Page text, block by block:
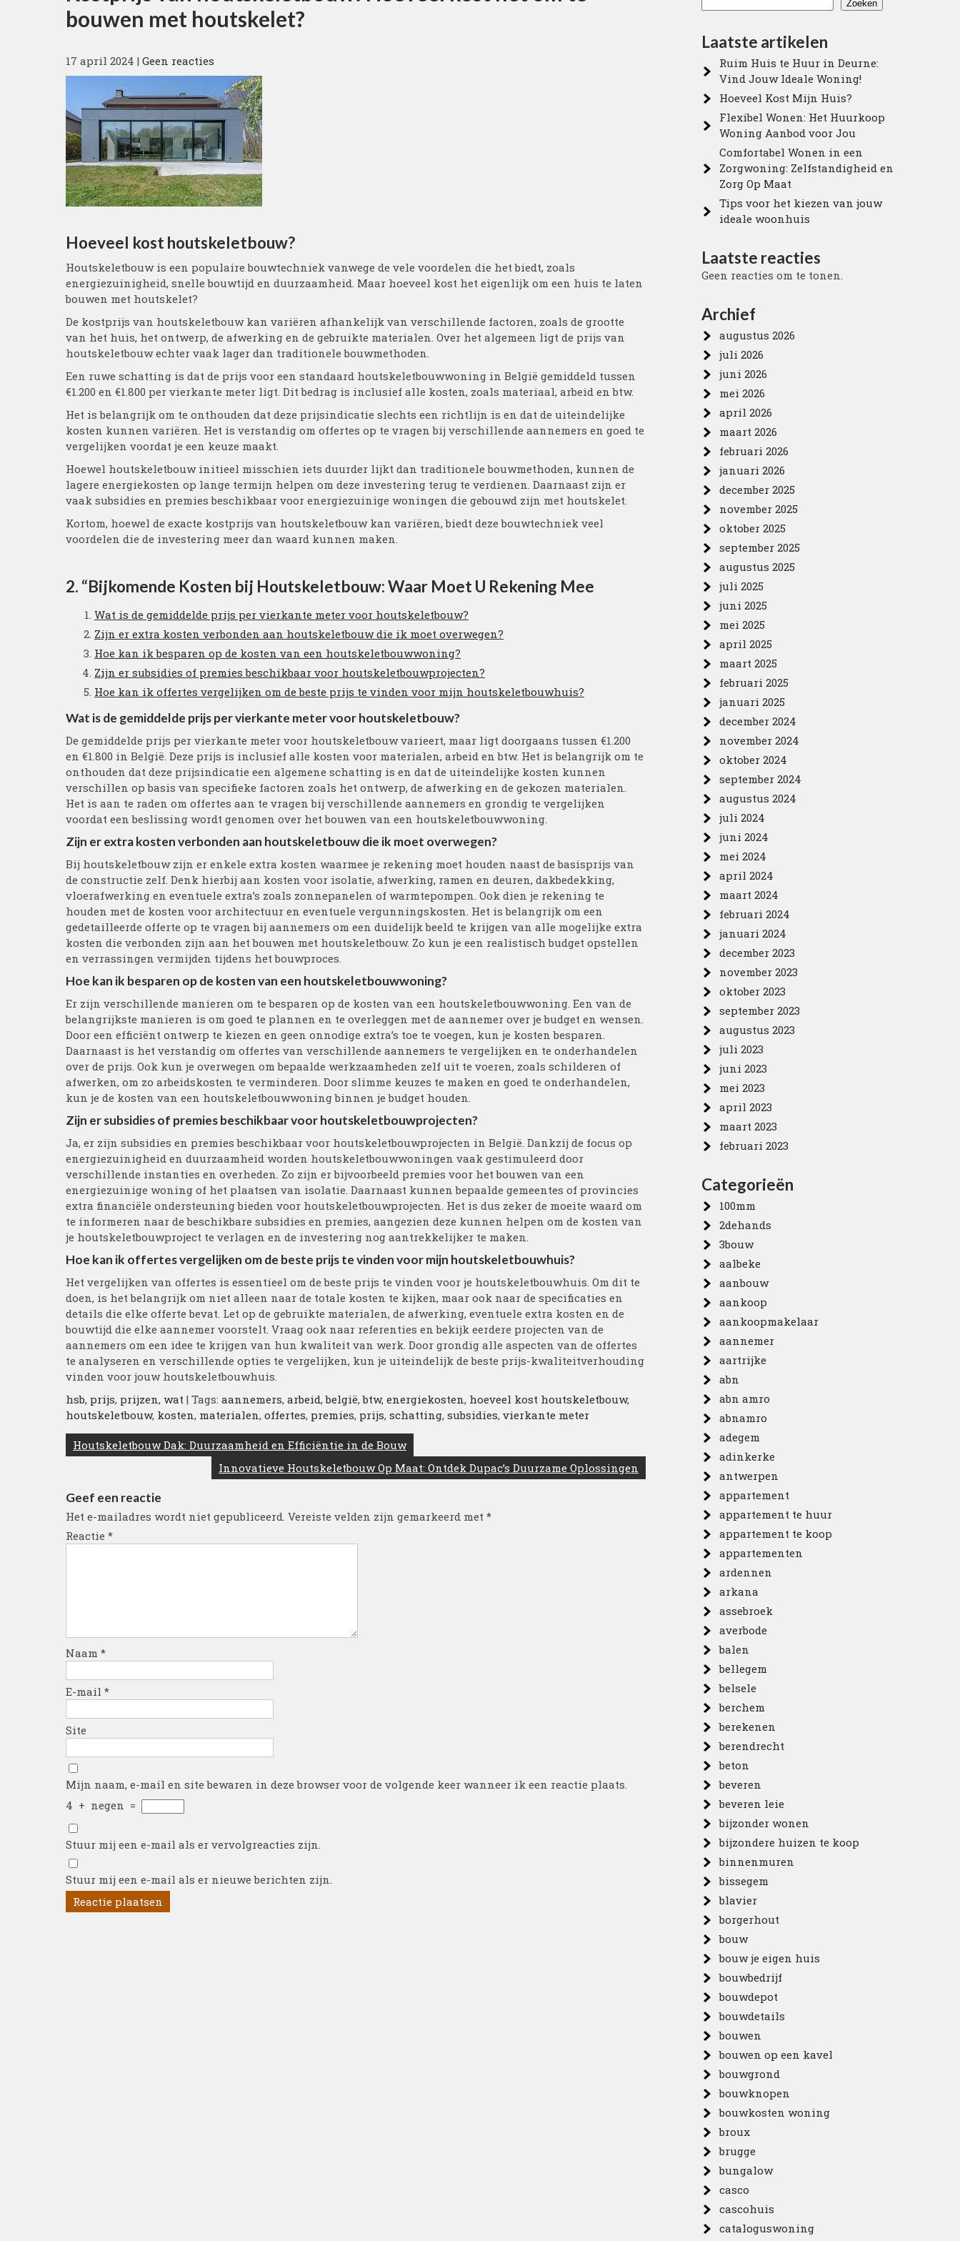
bouwen met houtskelet?
17 april 2024 | Geen reacties
Hoeveel kost houtskeletbouw?
Houtskeletbouw is een populaire bouwtechniek vanwege de vele voordelen die het biedt, zoals
energiezuinigheid, snelle bouwtijd en duurzaamheid. Maar hoeveel kost het eigenlijk om een huis te laten
bouwen met houtskelet?
De kostprijs van houtskeletbouw kan variëren afhankelijk van verschillende factoren, zoals de grootte
van het huis, het ontwerp, de afwerking en de gebruikte materialen. Over het algemeen ligt de prijs van
houtskeletbouw echter vaak lager dan traditionele bouwmethoden.
Een ruwe schatting is dat de prijs voor een standaard houtskeletbouwwoning in België gemiddeld tussen
€1.200 en €1.800 per vierkante meter ligt. Dit bedrag is inclusief alle kosten, zoals materiaal, arbeid en btw.
Het is belangrijk om te onthouden dat deze prijsindicatie slechts een richtlijn is en dat de uiteindelijke
kosten kunnen variëren. Het is verstandig om offertes op te vragen bij verschillende aannemers en goed te
vergelijken voordat je een keuze maakt.
Hoewel houtskeletbouw initieel misschien iets duurder lijkt dan traditionele bouwmethoden, kunnen de
lagere energiekosten op lange termijn helpen om deze investering terug te verdienen. Daarnaast zijn er
vaak subsidies en premies beschikbaar voor energiezuinige woningen die gebouwd zijn met houtskelet.
Kortom, hoewel de exacte kostprijs van houtskeletbouw kan variëren, biedt deze bouwtechniek veel
voordelen die de investering meer dan waard kunnen maken.
2. “Bijkomende Kosten bij Houtskeletbouw: Waar Moet U Rekening Mee
Wat is de gemiddelde prijs per vierkante meter voor houtskeletbouw?
Zijn er extra kosten verbonden aan houtskeletbouw die ik moet overwegen?
Hoe kan ik besparen op de kosten van een houtskeletbouwwoning?
Zijn er subsidies of premies beschikbaar voor houtskeletbouwprojecten?
Hoe kan ik offertes vergelijken om de beste prijs te vinden voor mijn houtskeletbouwhuis?
Wat is de gemiddelde prijs per vierkante meter voor houtskeletbouw?
De gemiddelde prijs per vierkante meter voor houtskeletbouw varieert, maar ligt doorgaans tussen €1.200
en €1.800 in België. Deze prijs is inclusief alle kosten voor materialen, arbeid en btw. Het is belangrijk om te
onthouden dat deze prijsindicatie een algemene schatting is en dat de uiteindelijke kosten kunnen
verschillen op basis van specifieke factoren zoals het ontwerp, de afwerking en de gekozen materialen.
Het is aan te raden om offertes aan te vragen bij verschillende aannemers en grondig te vergelijken
voordat een beslissing wordt genomen over het bouwen van een houtskeletbouwwoning.
Zijn er extra kosten verbonden aan houtskeletbouw die ik moet overwegen?
Bij houtskeletbouw zijn er enkele extra kosten waarmee je rekening moet houden naast de basisprijs van
de constructie zelf. Denk hierbij aan kosten voor isolatie, afwerking, ramen en deuren, dakbedekking,
vloerafwerking en eventuele extra’s zoals zonnepanelen of warmtepompen. Ook dien je rekening te
houden met de kosten voor architectuur en eventuele vergunningskosten. Het is belangrijk om een
gedetailleerde offerte op te vragen bij aannemers om een duidelijk beeld te krijgen van alle mogelijke extra
kosten die verbonden zijn aan het bouwen met houtskeletbouw. Zo kun je een realistisch budget opstellen
en verrassingen vermijden tijdens het bouwproces.
Hoe kan ik besparen op de kosten van een houtskeletbouwwoning?
Er zijn verschillende manieren om te besparen op de kosten van een houtskeletbouwwoning. Een van de
belangrijkste manieren is om goed te plannen en te overleggen met de aannemer over je budget en wensen.
Door een efficiënt ontwerp te kiezen en geen onnodige extra’s toe te voegen, kun je kosten besparen.
Daarnaast is het verstandig om offertes van verschillende aannemers te vergelijken en te onderhandelen
over de prijs. Ook kun je overwegen om bepaalde werkzaamheden zelf uit te voeren, zoals schilderen of
afwerken, om zo arbeidskosten te verminderen. Door slimme keuzes te maken en goed te onderhandelen,
kun je de kosten van een houtskeletbouwwoning binnen je budget houden.
Zijn er subsidies of premies beschikbaar voor houtskeletbouwprojecten?
Ja, er zijn subsidies en premies beschikbaar voor houtskeletbouwprojecten in België. Dankzij de focus op
energiezuinigheid en duurzaamheid worden houtskeletbouwwoningen vaak gestimuleerd door
verschillende instanties en overheden. Zo zijn er bijvoorbeeld premies voor het bouwen van een
energiezuinige woning of het plaatsen van isolatie. Daarnaast kunnen bepaalde gemeentes of provincies
extra financiële ondersteuning bieden voor houtskeletbouwprojecten. Het is dus zeker de moeite waard om
te informeren naar de beschikbare subsidies en premies, aangezien deze kunnen helpen om de kosten van
je houtskeletbouwproject te verlagen en de investering nog aantrekkelijker te maken.
Hoe kan ik offertes vergelijken om de beste prijs te vinden voor mijn houtskeletbouwhuis?
Het vergelijken van offertes is essentieel om de beste prijs te vinden voor je houtskeletbouwhuis. Om dit te
doen, is het belangrijk om niet alleen naar de totale kosten te kijken, maar ook naar de specificaties en
details die elke offerte bevat. Let op de gebruikte materialen, de afwerking, eventuele extra kosten en de
bouwtijd die elke aannemer voorstelt. Vraag ook naar referenties en bekijk eerdere projecten van de
aannemers om een idee te krijgen van hun kwaliteit van werk. Door grondig alle aspecten van de offertes
te analyseren en verschillende opties te vergelijken, kun je uiteindelijk de beste prijs-kwaliteitverhouding
vinden voor jouw houtskeletbouwhuis.
hsb, prijs, prijzen, wat | Tags: aannemers, arbeid,belgië,btw, energiekosten, hoeveel kost houtskeletbouw,
houtskeletbouw, kosten, materialen, offertes, premies, prijs, schatting, subsidies, vierkante meter
Berichtnavigatie
Houtskeletbouw Dak: Duurzaamheid en Efficiëntie in de Bouw
Innovatieve Houtskeletbouw Op Maat: Ontdek Dupac’s Duurzame Oplossingen
Geef een reactie
Het e-mailadres wordt niet gepubliceerd. Vereiste velden zijn gemarkeerd met *
Reactie *
Naam *
E-mail *
Site
Mijn naam, e-mail en site bewaren in deze browser voor de volgende keer wanneer ik een reactie plaats.
4 + negen =
Stuur mij een e-mail als er vervolgreacties zijn.
Stuur mij een e-mail als er nieuwe berichten zijn.
Zoeken
Laatste artikelen
Ruim Huis te Huur in Deurne:
Vind Jouw Ideale Woning!
Hoeveel Kost Mijn Huis?
Flexibel Wonen: Het Huurkoop
Woning Aanbod voor Jou
Comfortabel Wonen in een
Zorgwoning: Zelfstandigheid en
Zorg Op Maat
Tips voor het kiezen van jouw
ideale woonhuis
Laatste reacties
Geen reacties om te tonen.
Archief
augustus 2026
juli 2026
juni 2026
mei 2026
april 2026
maart 2026
februari 2026
januari 2026
december 2025
november 2025
oktober 2025
september 2025
augustus 2025
juli 2025
juni 2025
mei 2025
april 2025
maart 2025
februari 2025
januari 2025
december 2024
november 2024
oktober 2024
september 2024
augustus 2024
juli 2024
juni 2024
mei 2024
april 2024
maart 2024
februari 2024
januari 2024
december 2023
november 2023
oktober 2023
september 2023
augustus 2023
juli 2023
juni 2023
mei 2023
april 2023
maart 2023
februari 2023
Categorieën
100mm
2dehands
3bouw
aalbeke
aanbouw
aankoop
aankoopmakelaar
aannemer
aartrijke
abn
abn amro
abnamro
adegem
adinkerke
antwerpen
appartement
appartement te huur
appartement te koop
appartementen
ardennen
arkana
assebroek
averbode
balen
bellegem
belsele
berchem
berekenen
berendrecht
beton
beveren
beveren leie
bijzonder wonen
bijzondere huizen te koop
binnenmuren
bissegem
blavier
borgerhout
bouw
bouw je eigen huis
bouwbedrijf
bouwdepot
bouwdetails
bouwen
bouwen op een kavel
bouwgrond
bouwknopen
bouwkosten woning
broux
brugge
bungalow
casco
cascohuis
cataloguswoning